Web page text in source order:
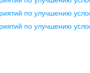
по улучшению
по улучшению